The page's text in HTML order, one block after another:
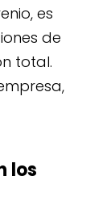
es
de
total.
los